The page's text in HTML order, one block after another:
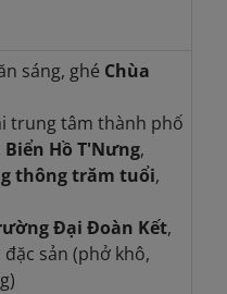
sáng, ghé Chùa
trung tâm thành phố
Biển Hồ T'Nưng,
thông trăm tuổi,
Đại Đoàn Kết,
sản (phở khô,